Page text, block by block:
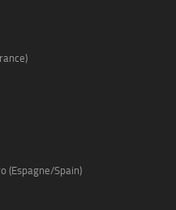
(Espagne/Spain)